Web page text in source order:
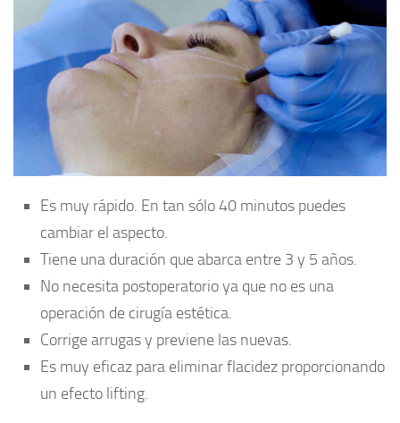
Es muy rápido. En tan sólo 40 minutos puedes
cambiar el aspecto.
Tiene una duración que abarca entre 3 y 5 años.
No necesita postoperatorio ya que no es una
operación de cirugía estética.
Corrige arrugas y previene las nuevas.
Es muy eficaz para eliminar flacidez proporcionando
un efecto lifting.